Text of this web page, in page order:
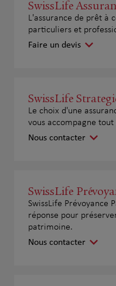
SwissLife
L'assurance de prêt à
particuliers et
Faire un devis
SwissLife
Le choix d'une
vous accompagne
Nous contacter
SwissLife
SwissLife Prévoyance
réponse pour
patrimoine.
Nous contacter